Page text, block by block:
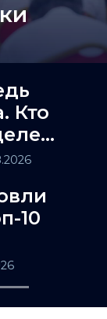
Кто
10